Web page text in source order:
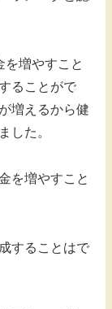
を増やすこと
ることがで
増えるから健
した。
を増やすこと
することはで